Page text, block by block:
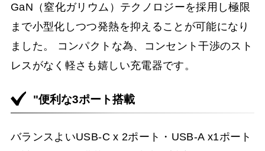
GaN（窒化ガリウム）テクノロジーを採用し極限
まで小型化しつつ発熱を抑えることが可能になり
ました。 コンパクトな為、コンセント干渉のスト
レスがなく軽さも嬉しい充電器です。
"便利な3ポート搭載
バランスよいUSB-C x 2ポート・USB-A x1ポート